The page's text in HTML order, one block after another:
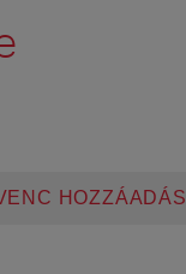
HOZZÁADÁS